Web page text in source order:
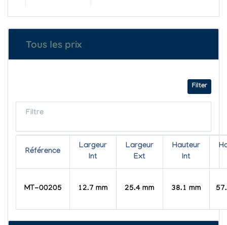
Tous les prix
Filter
Filtre
Référence
Largeur
Int
Largeur
Ext
Hauteur
Int
MT-00205 12.7 mm 25.4 mm 38.1 mm